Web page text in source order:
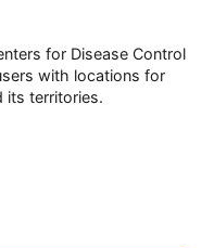
for Disease Control
with locations for
its territories.